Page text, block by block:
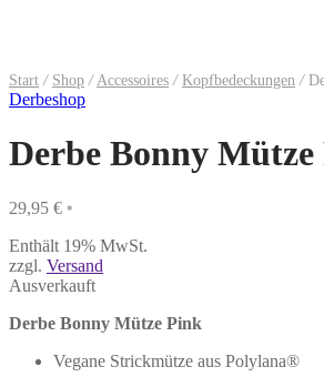
Start / Shop / Accessoires / Kopfbedeckungen /
Derbeshop
Derbe Bonny
29,95 € *
Enthält 19% MwSt.
zzgl. Versand
Ausverkauft
Derbe Bonny Mütze Pink
Vegane Strickmütze aus Polylana®